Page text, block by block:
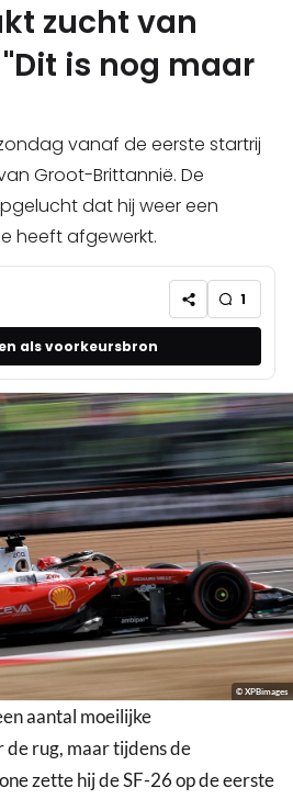
zucht van
is nog maar
vanaf de eerste startrij
Groot-Brittannië. De
dat hij weer een
heeft afgewerkt.
1
als voorkeursbron
© XPBimages
aantal moeilijke
rug, maar tijdens de
zette hij de SF-26 op de eerste